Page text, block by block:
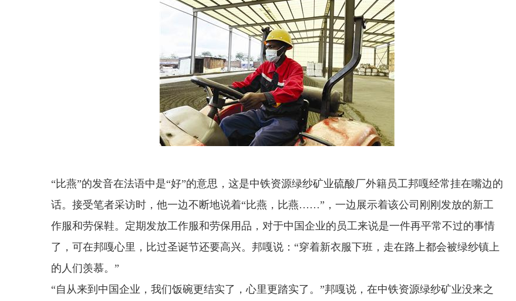
“比燕”的发音在法语中是“好”的意思，这是中铁资源绿纱矿业硫酸厂外籍员工邦嘎经常挂在嘴边的
话。接受笔者采访时，他一边不断地说着“比燕，比燕……”，一边展示着该公司刚刚发放的新工
作服和劳保鞋。定期发放工作服和劳保用品，对于中国企业的员工来说是一件再平常不过的事情
了，可在邦嘎心里，比过圣诞节还要高兴。邦嘎说：“穿着新衣服下班，走在路上都会被绿纱镇上
的人们羡慕。”
“自从来到中国企业，我们饭碗更结实了，心里更踏实了。”邦嘎说，在中铁资源绿纱矿业没来之